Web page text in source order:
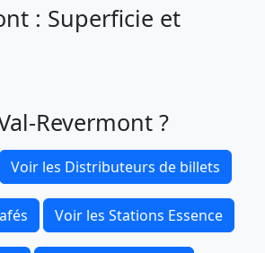
: Superficie et
Revermont ?
Voir les Distributeurs de billets
Voir les Stations Essence